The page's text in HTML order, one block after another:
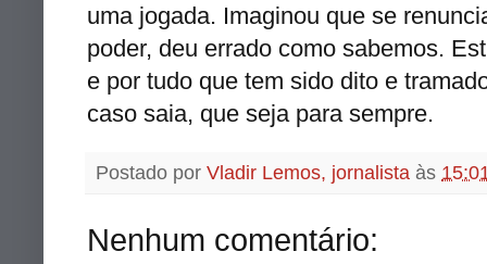
uma jogada. Imaginou que se
poder, deu errado como sabemos.
e por tudo que tem sido dito e
caso saia, que seja para sempre.
Postado por Vladir Lemos, jornalista às
Nenhum comentário: